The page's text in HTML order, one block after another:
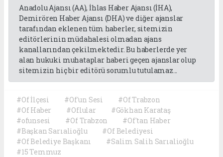
Anadolu Ajansı (AA), İhlas Haber Ajansı (İHA),
Demirören Haber Ajansı (DHA) ve diğer ajanslar
tarafından eklenen tüm haberler, sitemizin
editörlerinin müdahalesi olmadan ajans
kanallarından çekilmektedir. Bu haberlerde yer
alan hukuki muhataplar haberi geçen ajanslar olup
sitemizin hiç bir editörü sorumlu tutulamaz...
#Of İlçesi #Of'un Sesi
#Of Trabzon
#Of Haber
#Oflular
#Gökhan Karataş
#ofunsesi
#Of Trabzon
#Of'tan Haber
#Başkan Sarıalioğlu
#Of Belediyesi
#Of Belediye Başkanı
#Salim Salih Sarıalioğlu
#15 Temmuz